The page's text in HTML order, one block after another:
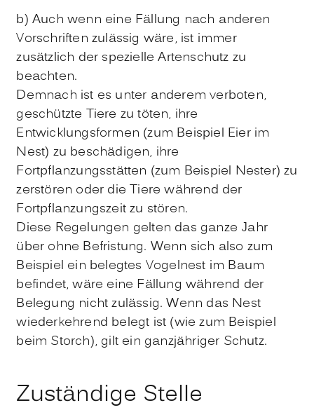
b) Auch wenn eine Fällung nach anderen
Vorschriften zulässig wäre, ist immer
zusätzlich der spezielle Artenschutz zu
beachten.
Demnach ist es unter anderem verboten,
geschützte Tiere zu töten, ihre
Entwicklungsformen (zum Beispiel Eier im
Nest) zu beschädigen, ihre
Fortpflanzungsstätten (zum Beispiel Nester) zu
zerstören oder die Tiere während der
Fortpflanzungszeit zu stören.
Diese Regelungen gelten das ganze Jahr
über ohne Befristung. Wenn sich also zum
Beispiel ein belegtes Vogelnest im Baum
befindet, wäre eine Fällung während der
Belegung nicht zulässig. Wenn das Nest
wiederkehrend belegt ist (wie zum Beispiel
beim Storch), gilt ein ganzjähriger Schutz.
Zuständige Stelle